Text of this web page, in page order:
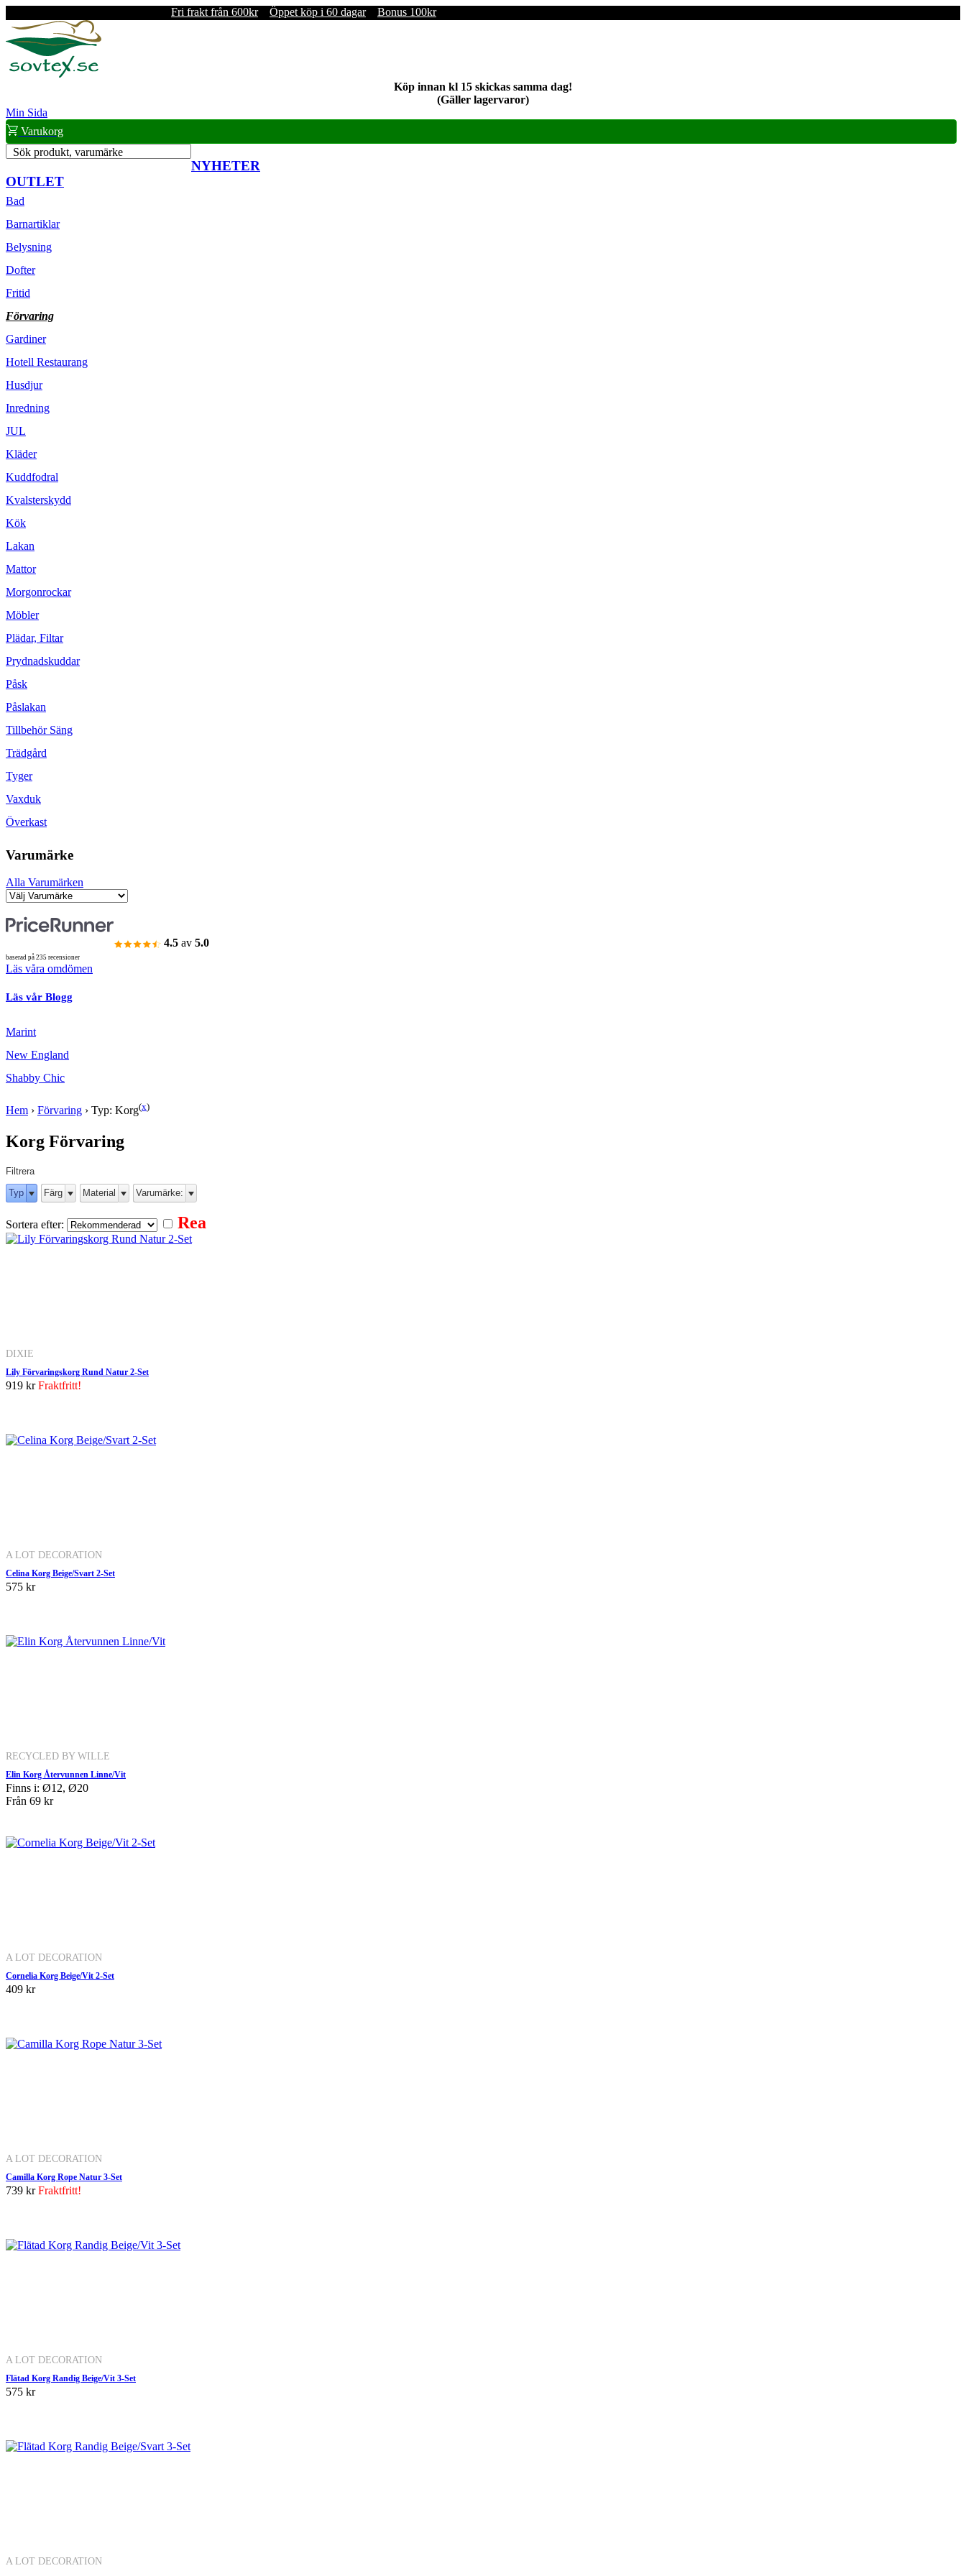
Fri frakt från 600kr Öppet köp i 60 dagar Bonus 100kr
Köp innan kl 15 skickas samma dag!
(Gäller lagervaror)
Min Sida
Varukorg
Sök produkt, varumärke
NYHETER
OUTLET
Bad
Barnartiklar
Belysning
Dofter
Fritid
Förvaring
Gardiner
Hotell Restaurang
Husdjur
Inredning
JUL
Kläder
Kuddfodral
Kvalsterskydd
Kök
Lakan
Mattor
Morgonrockar
Möbler
Plädar, Filtar
Prydnadskuddar
Påsk
Påslakan
Tillbehör Säng
Trädgård
Tyger
Vaxduk
Överkast
Varumärke
Alla Varumärken
4.5 av 5.0
baserad på 235 recensioner
Läs våra omdömen
Läs vår Blogg
Marint
New England
Shabby Chic
Hem › Förvaring › Typ: Korg(x)
Korg Förvaring
Filtrera
Typ
Färg Material Varumärke:
Sortera efter: Rea
DIXIE
Lily Förvaringskorg Rund Natur 2-Set
919 krFraktfritt!
A LOT DECORATION
Celina Korg Beige/Svart 2-Set
575 kr
RECYCLED BY WILLE
Elin Korg Återvunnen Linne/Vit
Finns i: Ø12, Ø20
Från 69 kr
A LOT DECORATION
Cornelia Korg Beige/Vit 2-Set
409 kr
A LOT DECORATION
Camilla Korg Rope Natur 3-Set
739 krFraktfritt!
A LOT DECORATION
Flätad Korg Randig Beige/Vit 3-Set
575 kr
A LOT DECORATION